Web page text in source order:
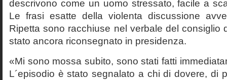
descrivono come un uomo stressato, facile a
Le frasi esatte della violenta discussione
Ripetta sono racchiuse nel verbale del consiglio
stato ancora riconsegnato in presidenza.
«Mi sono mossa subito, sono stati fatti
L´episodio è stato segnalato a chi di dovere, di